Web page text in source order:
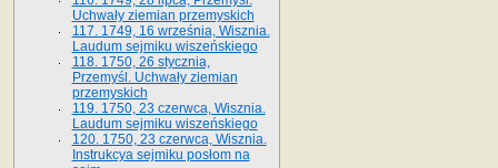
Uchwały ziemian przemyskich
117. 1749, 16 września, Wisznia.
Laudum sejmiku wiszeńskiego
118. 1750, 26 stycznia,
Przemyśl. Uchwały ziemian
przemyskich
119. 1750, 23 czerwca, Wisznia.
Laudum sejmiku wiszeńskiego
120. 1750, 23 czerwca, Wisznia.
Instrukcya sejmiku posłom na